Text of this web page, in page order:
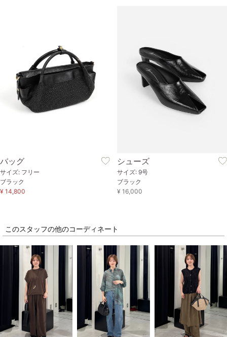
バッグ
サイズ: フリー
ブラック
¥ 14,800
シューズ
サイズ: 9号
ブラック
¥ 16,000
このスタッフの他のコーディネート